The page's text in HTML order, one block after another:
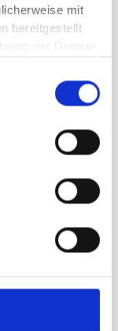
mit
bereitgestellt